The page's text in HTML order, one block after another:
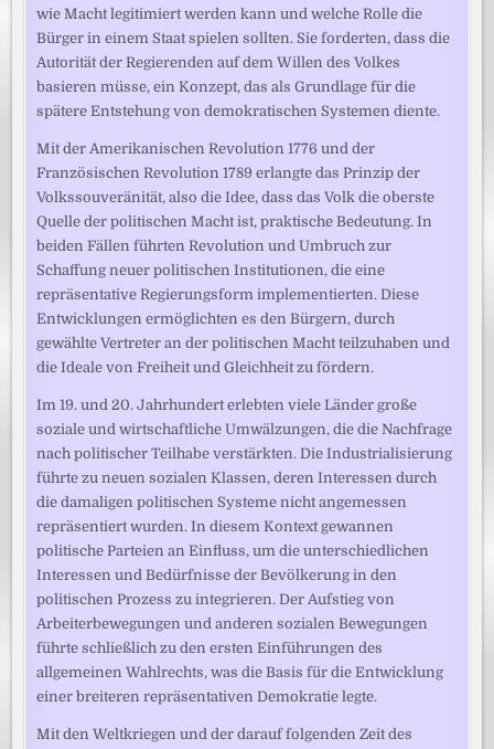
wie Macht legitimiert werden kann und welche Rolle die
Bürger in einem Staat spielen sollten. Sie forderten, dass die
Autorität der Regierenden auf dem Willen des Volkes
basieren müsse, ein Konzept, das als Grundlage für die
spätere Entstehung von demokratischen Systemen diente.
Mit der Amerikanischen Revolution 1776 und der
Französischen Revolution 1789 erlangte das Prinzip der
Volkssouveränität, also die Idee, dass das Volk die oberste
Quelle der politischen Macht ist, praktische Bedeutung. In
beiden Fällen führten Revolution und Umbruch zur
Schaffung neuer politischen Institutionen, die eine
repräsentative Regierungsform implementierten. Diese
Entwicklungen ermöglichten es den Bürgern, durch
gewählte Vertreter an der politischen Macht teilzuhaben und
die Ideale von Freiheit und Gleichheit zu fördern.
Im 19. und 20. Jahrhundert erlebten viele Länder große
soziale und wirtschaftliche Umwälzungen, die die Nachfrage
nach politischer Teilhabe verstärkten. Die Industrialisierung
führte zu neuen sozialen Klassen, deren Interessen durch
die damaligen politischen Systeme nicht angemessen
repräsentiert wurden. In diesem Kontext gewannen
politische Parteien an Einfluss, um die unterschiedlichen
Interessen und Bedürfnisse der Bevölkerung in den
politischen Prozess zu integrieren. Der Aufstieg von
Arbeiterbewegungen und anderen sozialen Bewegungen
führte schließlich zu den ersten Einführungen des
allgemeinen Wahlrechts, was die Basis für die Entwicklung
einer breiteren repräsentativen Demokratie legte.
Mit den Weltkriegen und der darauf folgenden Zeit des